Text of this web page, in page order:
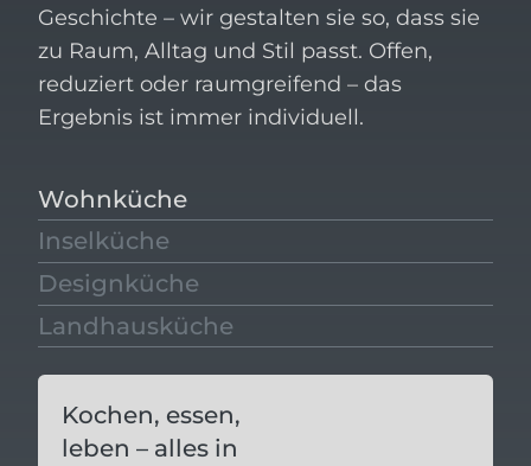
Geschichte – wir gestalten sie so, dass sie
zu Raum, Alltag und Stil passt. Offen,
reduziert oder raumgreifend – das
Ergebnis ist immer individuell.
Wohnküche
Inselküche
Designküche
Landhausküche
Kochen, essen,
leben – alles in